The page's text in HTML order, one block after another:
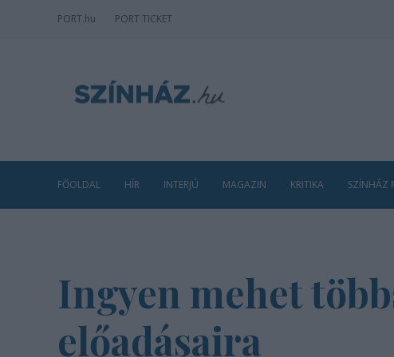
PORT.hu PORT TICKET
FŐOLDAL HÍR INTERJÚ MAGAZIN KRITIKA SZÍNHÁZ
Ingyen mehet
előadásaira